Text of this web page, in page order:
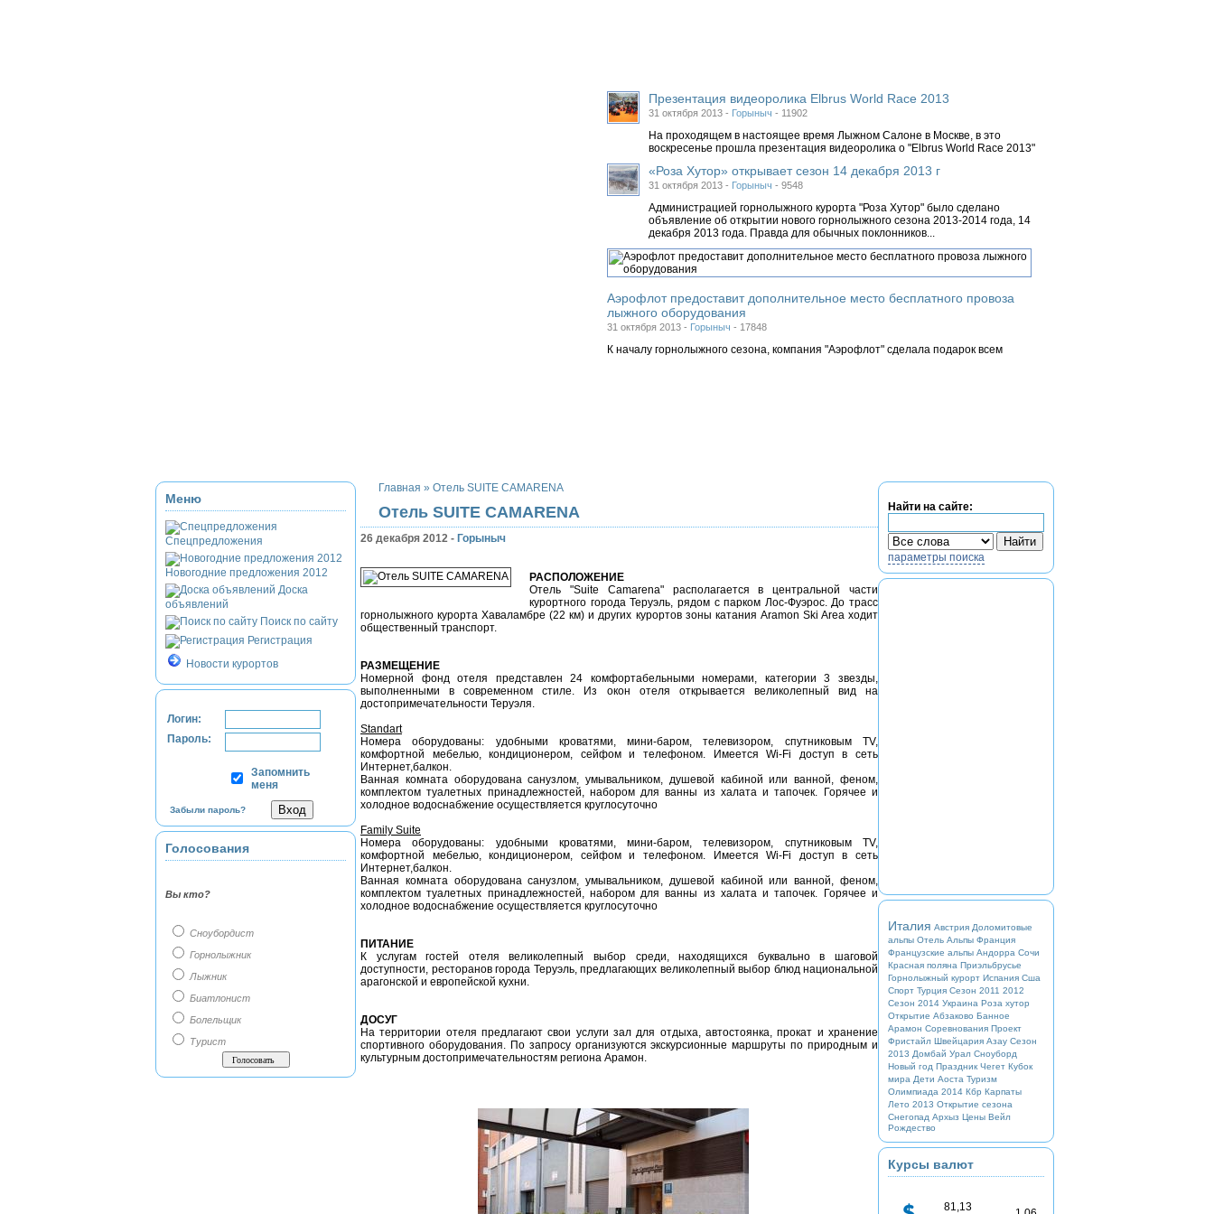
Презентация видеоролика Elbrus World Race 2013
31 октября 2013 - Горыныч - 11902
На проходящем в настоящее время Лыжном Салоне в Москве, в это
воскресенье прошла презентация видеоролика о "Elbrus World Race 2013"
«Роза Хутор» открывает сезон 14 декабря 2013 г
31 октября 2013 - Горыныч - 9548
Администрацией горнолыжного курорта "Роза Хутор" было сделано
объявление об открытии нового горнолыжного сезона 2013-2014 года, 14
декабря 2013 года. Правда для обычных поклонников...
Аэрофлот предоставит дополнительное место бесплатного провоза
лыжного оборудования
31 октября 2013 - Горыныч - 17848
К началу горнолыжного сезона, компания "Аэрофлот" сделала подарок всем
Меню
Спецпредложения
Новогодние предложения 2012
Доска
объявлений
Поиск по сайту
Регистрация
Новости курортов
Логин:
Пароль:
Запомнить
меня
Забыли пароль?
Голосования
Вы кто?
Сноубордист
Горнолыжник
Лыжник
Биатлонист
Болельщик
Турист
Главная » Отель SUITE CAMARENA
Отель SUITE CAMARENA
26 декабря 2012 - Горыныч
РАСПОЛОЖЕНИЕ
Отель "Suite Camarena" располагается в центральной части
курортного города Теруэль, рядом с парком Лос-Фуэрос. До трасс
горнолыжного курорта Хаваламбре (22 км) и других курортов зоны катания Aramon Ski Area ходит
общественный транспорт.
РАЗМЕЩЕНИЕ
Номерной фонд отеля представлен 24 комфортабельными номерами, категории 3 звезды,
выполненными в современном стиле. Из окон отеля открывается великолепный вид на
достопримечательности Теруэля.
Standart
Номера оборудованы: удобными кроватями, мини-баром, телевизором, спутниковым TV,
комфортной мебелью, кондиционером, сейфом и телефоном. Имеется Wi-Fi доступ в сеть
Интернет,балкон.
Ванная комната оборудована санузлом, умывальником, душевой кабиной или ванной, феном,
комплектом туалетных принадлежностей, набором для ванны из халата и тапочек. Горячее и
холодное водоснабжение осуществляется круглосуточно
Family Suite
Номера оборудованы: удобными кроватями, мини-баром, телевизором, спутниковым TV,
комфортной мебелью, кондиционером, сейфом и телефоном. Имеется Wi-Fi доступ в сеть
Интернет,балкон.
Ванная комната оборудована санузлом, умывальником, душевой кабиной или ванной, феном,
комплектом туалетных принадлежностей, набором для ванны из халата и тапочек. Горячее и
холодное водоснабжение осуществляется круглосуточно
ПИТАНИЕ
К услугам гостей отеля великолепный выбор среди, находящихся буквально в шаговой
доступности, ресторанов города Теруэль, предлагающих великолепный выбор блюд национальной
арагонской и европейской кухни.
ДОСУГ
На территории отеля предлагают свои услуги зал для отдыха, автостоянка, прокат и хранение
спортивного оборудования. По запросу организуются экскурсионные маршруты по природным и
культурным достопримечательностям региона Арамон.
Найти на сайте:
параметры поиска
Италия Австрия Доломитовые
альпы Отель Альпы Франция
Французские альпы Андорра Сочи
Красная поляна Приэльбрусье
Горнолыжный курорт Испания Сша
Спорт Турция Сезон 2011 2012
Сезон 2014 Украина Роза хутор
Открытие Абзаково Банное
Арамон Соревнования Проект
Фристайл Швейцария Азау Сезон
2013 Домбай Урал Сноуборд
Новый год Праздник Чегет Кубок
мира Дети Аоста Туризм
Олимпиада 2014 Кбр Карпаты
Лето 2013 Открытие сезона
Снегопад Архыз Цены Вейл
Рождество
Курсы валют
81,13